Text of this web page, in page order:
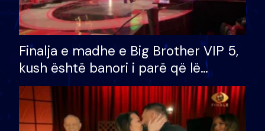
Finalja e madhe e Big Brother VIP 5,
kush është banori i parë që lë
shtëpinë dhe humb mundësinë për
të fituar çmimin e madh